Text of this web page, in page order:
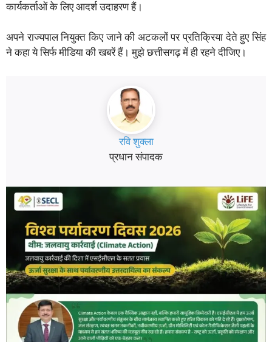
कार्यकर्ताओं के लिए आदर्श उदाहरण हैं।
अपने राज्यपाल नियुक्त किए जाने की अटकलों पर प्रतिक्रिया देते हुए सिंह
ने कहा ये सिर्फ मीडिया की खबरें हैं। मुझे छत्तीसगढ़ में ही रहने दीजिए।
रवि शुक्ला
प्रधान संपादक